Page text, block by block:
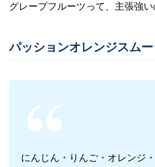
グレープフルーツって、主張強い
パッションオレンジスム
にんじん・りんご・オレンジ